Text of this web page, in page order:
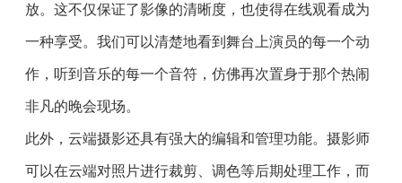
放。这不仅保证了影像的清晰度，也使得在线观看成为
一种享受。我们可以清楚地看到舞台上演员的每一个动
作，听到音乐的每一个音符，仿佛再次置身于那个热闹
非凡的晚会现场。
此外，云端摄影还具有强大的编辑和管理功能。摄影师
可以在云端对照片进行裁剪、调色等后期处理工作，而